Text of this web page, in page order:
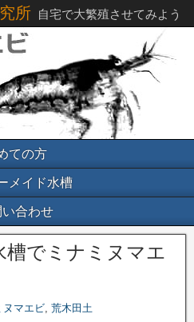
所 自宅で大繁殖させてみよう
ての方
メイド水槽
い合わせ
槽でミナミヌマエ
ヌマエビ, 荒木田土